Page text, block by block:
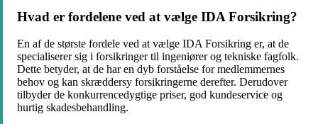
Hvad er fordelene ved at vælge IDA Forsikring?
En af de største fordele ved at vælge IDA Forsikring er, at de
specialiserer sig i forsikringer til ingeniører og tekniske fagfolk.
Dette betyder, at de har en dyb forståelse for medlemmernes
behov og kan skræddersy forsikringerne derefter. Derudover
tilbyder de konkurrencedygtige priser, god kundeservice og
hurtig skadesbehandling.